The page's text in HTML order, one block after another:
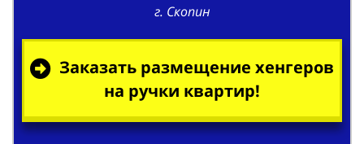
г. Скопин
Заказать размещение хенгеров
на ручки квартир!